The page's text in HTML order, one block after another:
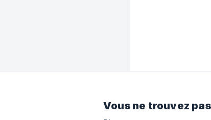
Vous ne trouvez